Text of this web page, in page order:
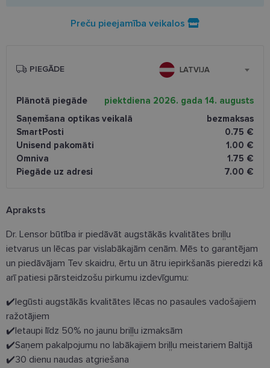
Apraksts
Dr. Lensor būtība ir piedāvāt augstākās kvalitātes briļļu
ietvarus un lēcas par vislabākajām cenām. Mēs to garantējam
un piedāvājam Tev skaidru, ērtu un ātru iepirkšanās pieredzi kā
arī patiesi pārsteidzošu pirkumu izdevīgumu:
✔️Iegūsti augstākās kvalitātes lēcas no pasaules vadošajiem
ražotājiem
✔️Ietaupi līdz 50% no jaunu briļļu izmaksām
✔️Saņem pakalpojumu no labākajiem briļļu meistariem Baltijā
✔️30 dienu naudas atgriešana
Preču pieejamība veikalos
PIEGĀDE LATVIJA
Plānotā piegāde
piektdiena 2026. gada 14. augusts
Saņemšana optikas veikalā
bezmaksas
SmartPosti
0.75 €
Unisend pakomāti
1.00 €
Omniva
1.75 €
Piegāde uz adresi
7.00 €